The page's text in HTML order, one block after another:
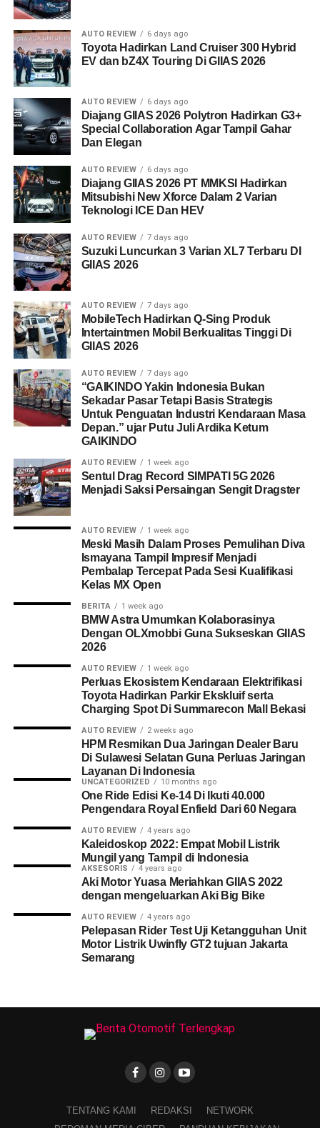
AUTO REVIEW 6 days ago
Toyota Hadirkan Land Cruiser 300 Hybrid
EV dan bZ4X Touring Di GIIAS 2026
AUTO REVIEW 6 days ago
Diajang GIIAS 2026 Polytron Hadirkan G3+
Special Collaboration Agar Tampil Gahar
Dan Elegan
AUTO REVIEW 6 days ago
Diajang GIIAS 2026 PT MMKSI Hadirkan
Mitsubishi New Xforce Dalam 2 Varian
Teknologi ICE Dan HEV
AUTO REVIEW 7 days ago
Suzuki Luncurkan 3 Varian XL7 Terbaru DI
GIIAS 2026
AUTO REVIEW 7 days ago
MobileTech Hadirkan Q-Sing Produk
Intertaintmen Mobil Berkualitas Tinggi Di
GIIAS 2026
AUTO REVIEW 7 days ago
“GAIKINDO Yakin Indonesia Bukan
Sekadar Pasar Tetapi Basis Strategis
Untuk Penguatan Industri Kendaraan Masa
Depan.” ujar Putu Juli Ardika Ketum
GAIKINDO
AUTO REVIEW 1 week ago
Sentul Drag Record SIMPATI 5G 2026
Menjadi Saksi Persaingan Sengit Dragster
AUTO REVIEW 1 week ago
Meski Masih Dalam Proses Pemulihan Diva
Ismayana Tampil Impresif Menjadi
Pembalap Tercepat Pada Sesi Kualifikasi
Kelas MX Open
BERITA 1 week ago
BMW Astra Umumkan Kolaborasinya
Dengan OLXmobbi Guna Sukseskan GIIAS
2026
AUTO REVIEW 1 week ago
Perluas Ekosistem Kendaraan Elektrifikasi
Toyota Hadirkan Parkir Ekskluif serta
Charging Spot Di Summarecon Mall Bekasi
AUTO REVIEW 2 weeks ago
HPM Resmikan Dua Jaringan Dealer Baru
Di Sulawesi Selatan Guna Perluas Jaringan
Layanan Di Indonesia
UNCATEGORIZED 10 months ago
One Ride Edisi Ke-14 Di Ikuti 40.000
Pengendara Royal Enfield Dari 60 Negara
AUTO REVIEW 4 years ago
Kaleidoskop 2022: Empat Mobil Listrik
Mungil yang Tampil di Indonesia
AKSESORIS 4 years ago
Aki Motor Yuasa Meriahkan GIIAS 2022
dengan mengeluarkan Aki Big Bike
AUTO REVIEW 4 years ago
Pelepasan Rider Test Uji Ketangguhan Unit
Motor Listrik Uwinfly GT2 tujuan Jakarta
Semarang
TENTANG KAMI REDAKSI
NETWORK